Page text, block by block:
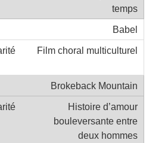
temps
Babel
Film choral multiculturel
Brokeback Mountain
Histoire d’amour
bouleversante entre
deux hommes